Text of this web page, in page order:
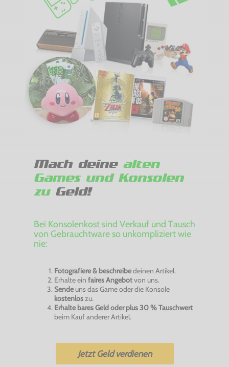
Mach deine alten
Games und Konsolen
zuGeld!
Bei Konsolenkost sind Verkauf und Tausch
von Gebrauchtware so unkompliziert wie
nie:
Fotografiere & beschreibedeinen Artikel.
Erhalte ein faires Angebotvon uns.
Sendeuns das Game oder die Konsole
kostenloszu.
Erhalte bares Geld oder plus 30 % Tauschwert
beim Kauf anderer Artikel.
Jetzt Geld verdienen